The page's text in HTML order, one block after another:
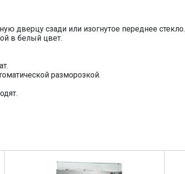
дверцу сзади или изогнутое переднее стекло.
в белый цвет.
разморозкой.